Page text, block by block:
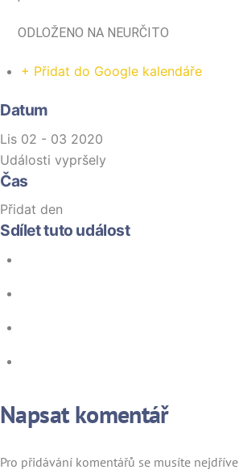
ODLOŽENO NA NEURČITO
+ Přidat do Google kalendáře
Datum
Lis 02 - 03 2020
Události vypršely
Čas
Přidat den
Sdílet tuto událost
Napsat komentář
Pro přidávání komentářů se musíte nejdříve